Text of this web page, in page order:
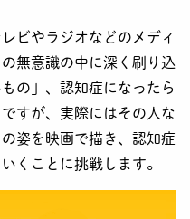
ビやラジオなどのメディ
無意識の中に深く刷り込
の」、認知症になったら
すが、実際にはその人な
姿を映画で描き、認知症
くことに挑戦します。